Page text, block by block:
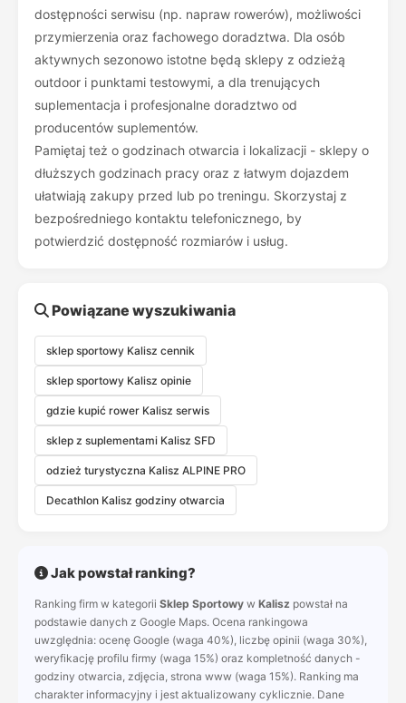
dostępności serwisu (np. napraw rowerów), możliwości
przymierzenia oraz fachowego doradztwa. Dla osób
aktywnych sezonowo istotne będą sklepy z odzieżą
outdoor i punktami testowymi, a dla trenujących
suplementacja i profesjonalne doradztwo od
producentów suplementów.
Pamiętaj też o godzinach otwarcia i lokalizacji - sklepy o
dłuższych godzinach pracy oraz z łatwym dojazdem
ułatwiają zakupy przed lub po treningu. Skorzystaj z
bezpośredniego kontaktu telefonicznego, by
potwierdzić dostępność rozmiarów i usług.
Powiązane wyszukiwania
sklep sportowy Kalisz cennik
sklep sportowy Kalisz opinie
gdzie kupić rower Kalisz serwis
sklep z suplementami Kalisz SFD
odzież turystyczna Kalisz ALPINE PRO
Decathlon Kalisz godziny otwarcia
Jak powstał ranking?
Ranking firm w kategorii Sklep Sportowy w Kalisz powstał na
podstawie danych z Google Maps. Ocena rankingowa
uwzględnia: ocenę Google (waga 40%), liczbę opinii (waga 30%),
weryfikację profilu firmy (waga 15%) oraz kompletność danych -
godziny otwarcia, zdjęcia, strona www (waga 15%). Ranking ma
charakter informacyjny i jest aktualizowany cyklicznie. Dane